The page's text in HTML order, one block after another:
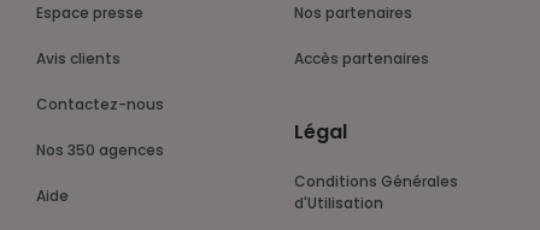
Espace presse
Avis clients
Contactez-nous
Nos 350 agences
Aide
Nos partenaires
Accès partenaires
Légal
Conditions Générales
d'Utilisation